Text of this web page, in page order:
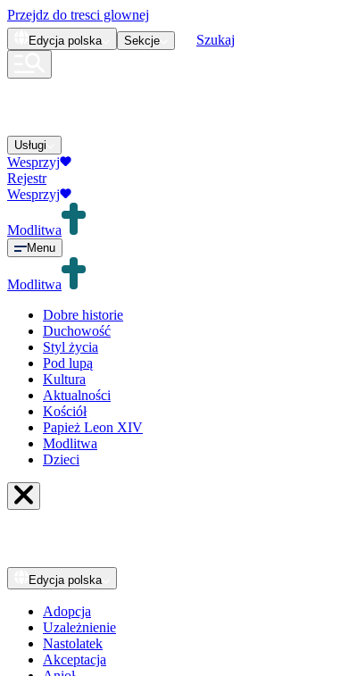
Przejdz do tresci glownej
Edycja polska Sekcje Szukaj
Usługi
Wesprzyj
Rejestr
Wesprzyj
Modlitwa
Menu
Modlitwa
Dobre historie
Duchowość
Styl życia
Pod lupą
Kultura
Aktualności
Kościół
Papież Leon XIV
Modlitwa
Dzieci
Edycja polska
Adopcja
Uzależnienie
Nastolatek
Akceptacja